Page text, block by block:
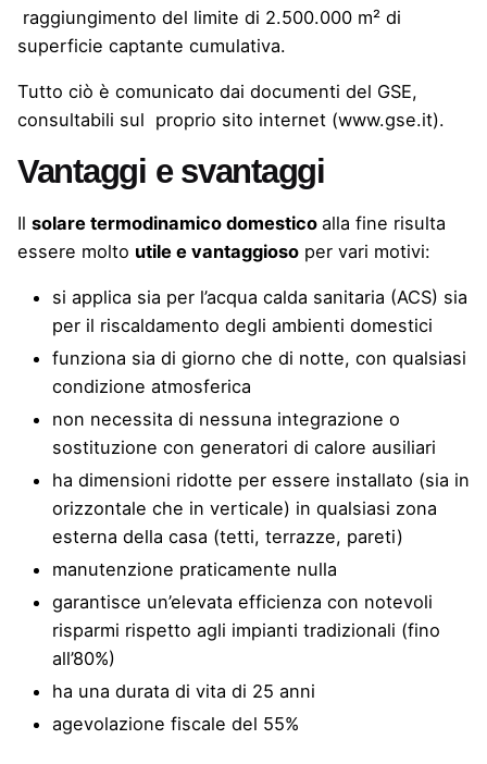
raggiungimento del limite di 2.500.000 m² di
superficie captante cumulativa.
Tutto ciò è comunicato dai documenti del GSE,
consultabili sul proprio sito internet (www.gse.it).
Vantaggi e svantaggi
Il solare termodinamico domestico alla fine risulta
essere molto utile e vantaggioso per vari motivi:
si applica sia per l’acqua calda sanitaria (ACS) sia
per il riscaldamento degli ambienti domestici
funziona sia di giorno che di notte, con qualsiasi
condizione atmosferica
non necessita di nessuna integrazione o
sostituzione con generatori di calore ausiliari
ha dimensioni ridotte per essere installato (sia in
orizzontale che in verticale) in qualsiasi zona
esterna della casa (tetti, terrazze, pareti)
manutenzione praticamente nulla
garantisce un’elevata efficienza con notevoli
risparmi rispetto agli impianti tradizionali (fino
all’80%)
ha una durata di vita di 25 anni
agevolazione fiscale del 55%